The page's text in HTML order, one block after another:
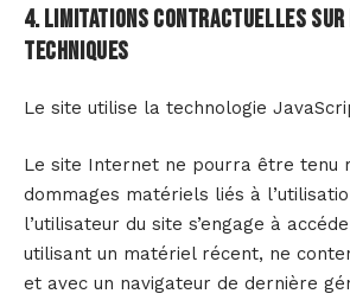
4. Limitations contractuelles sur
techniques
Le site utilise la technologie
Le site Internet ne pourra être tenu
dommages matériels liés à
l’utilisateur du site s’engage à
utilisant un matériel récent, ne
et avec un navigateur de dernière